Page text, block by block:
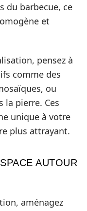
du barbecue, ce
et
pensez à
comme des
ou
la pierre. Ces
unique à votre
plus attrayant.
AUTOUR
aménagez